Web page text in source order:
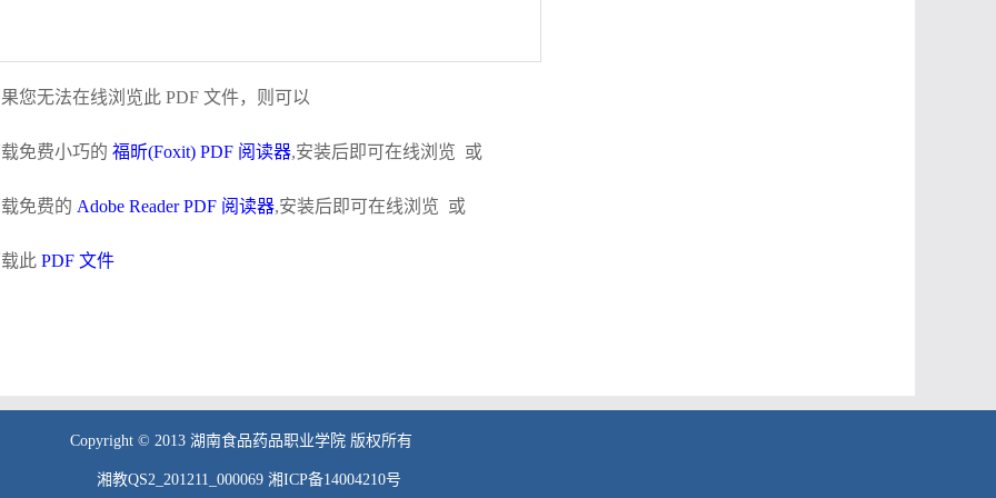
您无法在线浏览此 PDF 文件，则可以
免费小巧的 福昕(Foxit) PDF 阅读器,安装后即可在线浏览 或
免费的 Adobe Reader PDF 阅读器,安装后即可在线浏览 或
此 PDF 文件
Copyright © 2013 湖南食品药品职业学院 版权所有
湘教QS2_201211_000069 湘ICP备14004210号